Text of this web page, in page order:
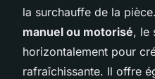
la surchauffe de la
manuel ou motorisé, le
horizontalement pour
rafraîchissante. Il offre